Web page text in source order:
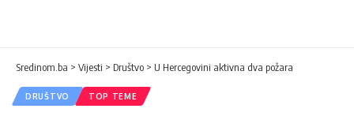
Sredinom.ba > Vijesti > Društvo > U Hercegovini aktivna dva požara
DRUŠTVO TOP TEME